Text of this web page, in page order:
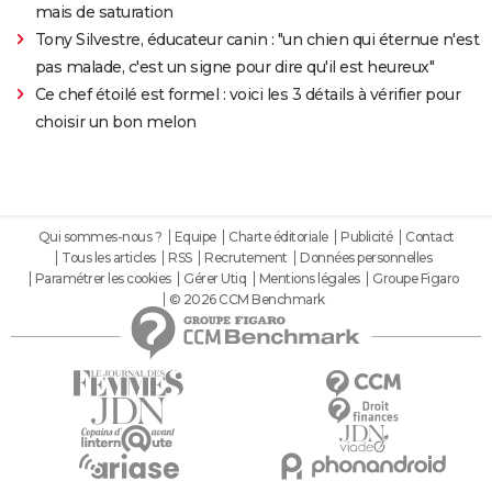
mais de saturation
Tony Silvestre, éducateur canin : "un chien qui éternue n'est
pas malade, c'est un signe pour dire qu'il est heureux"
Ce chef étoilé est formel : voici les 3 détails à vérifier pour
choisir un bon melon
Qui sommes-nous ? Equipe Charte éditoriale Publicité
Contact
Tous les articles
RSS Recrutement
Données personnelles
Paramétrer les cookies
Gérer Utiq Mentions légales
Groupe Figaro
© 2026 CCM Benchmark